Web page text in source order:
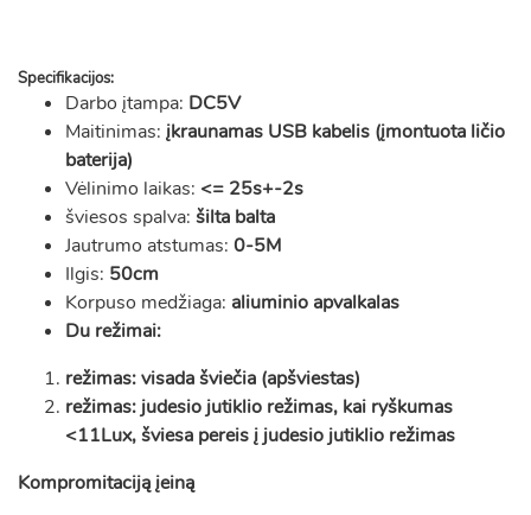
Specifikacijos:
Darbo įtampa: DC5V
Maitinimas: įkraunamas USB kabelis (įmontuota ličio
baterija)
Vėlinimo laikas: <= 25s+-2s
šviesos spalva: šilta balta
Jautrumo atstumas: 0-5M
Ilgis: 50cm
Korpuso medžiaga: aliuminio apvalkalas
Du režimai:
režimas: visada šviečia (apšviestas)
režimas: judesio jutiklio režimas, kai ryškumas
<11Lux, šviesa pereis į judesio jutiklio režimas
Kompromitaciją įeiną